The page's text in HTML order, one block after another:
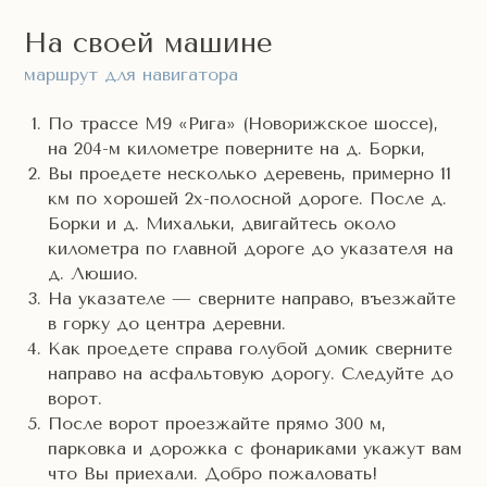
было наполнено Светом и Музыкой
Сфер.
Завершение восстановления и
самом "женском месте" планеты - на
острове Муреа в феврале 2008 года.
Об этом событии Друнвало очень
подробно пишет в книге, но хочется
сказать только одно, что последний
закат старого цикла и светящееся
колесо исцеления оказались навсегда
ярко записанными в нашу память.
Так же, путешествуя с Друнвало,
самостоятельно и с нашими группами,
мы общались с коренными народами
Новой Зеландии - Вайтаха, ездили в
Колумбию и там встречались с Коги,
Аруака, в Америке с Хоппи, Навахо, в
Мексике и Гватемале с Майя и т.д.
На своей машине
маршрут для навигатора
По трассе М9 «Рига» (Новорижское шоссе),
на 204-м километре поверните на д. Борки,
Вы проедете несколько деревень, примерно 11
км по хорошей 2х-полосной дороге. После д.
Борки и д. Михальки, двигайтесь около
километра по главной дороге до указателя на
д. Люшио.
На указателе — сверните направо, въезжайте
в горку до центра деревни.
Как проедете справа голубой домик сверните
направо на асфальтовую дорогу. Следуйте до
ворот.
После ворот проезжайте прямо 300 м,
парковка и дорожка с фонариками укажут вам
что Вы приехали. Добро пожаловать!